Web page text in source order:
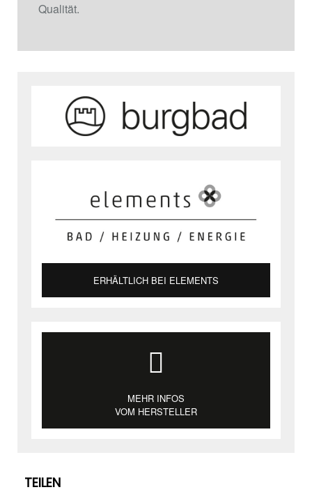
Qualität.
ERHÄLTLICH BEI ELEMENTS
MEHR INFOS
VOM HERSTELLER
TEILEN